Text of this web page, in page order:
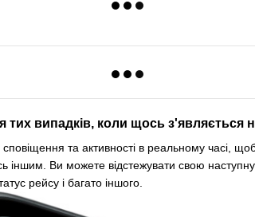
тих випадків, коли щось з'являється
та активності в реальному часі,
іншим. Ви можете відстежувати свою наступну
рейсу і багато іншого.